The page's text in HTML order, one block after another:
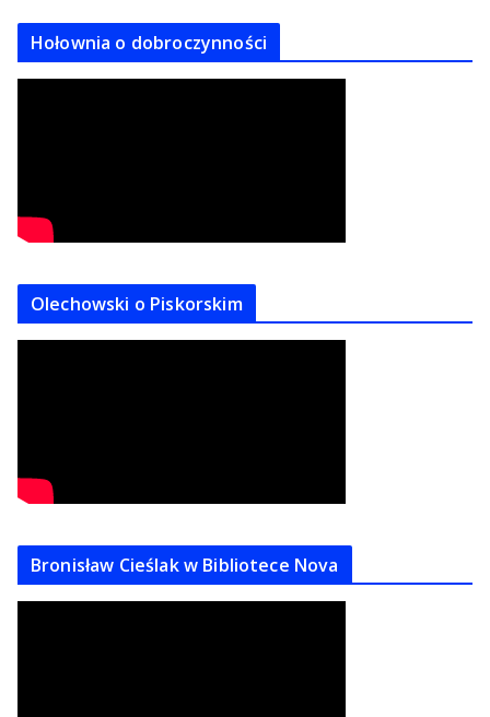
Hołownia o dobroczynności
Olechowski o Piskorskim
Bronisław Cieślak w Bibliotece Nova